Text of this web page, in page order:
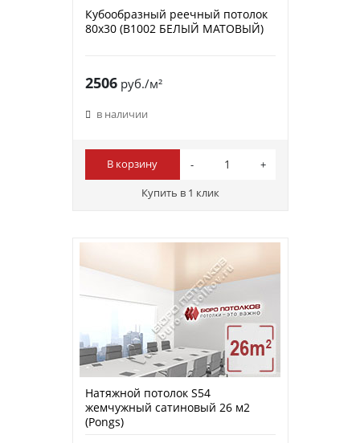
Кубообразный реечный потолок
80х30 (B1002 БЕЛЫЙ МАТОВЫЙ)
2506руб./м²
в наличии
В корзину
Купить в 1 клик
Натяжной потолок S54
жемчужный сатиновый 26 м2
(Pongs)